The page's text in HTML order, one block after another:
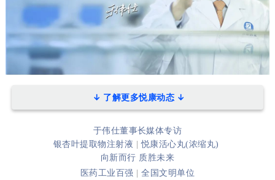
↓ 了解更多悦康动态 ↓
于伟仕董事长媒体专访
银杏叶提取物注射液
|悦康活心丸(浓缩丸)
向新而行 质胜未来
医药工业百强
|全国文明单位